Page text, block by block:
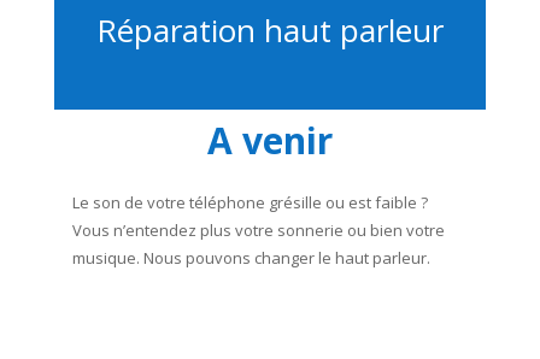
Réparation haut parleur
A venir
Le son de votre téléphone grésille ou est faible ?
Vous n’entendez plus votre sonnerie ou bien votre
musique. Nous pouvons changer le haut parleur.